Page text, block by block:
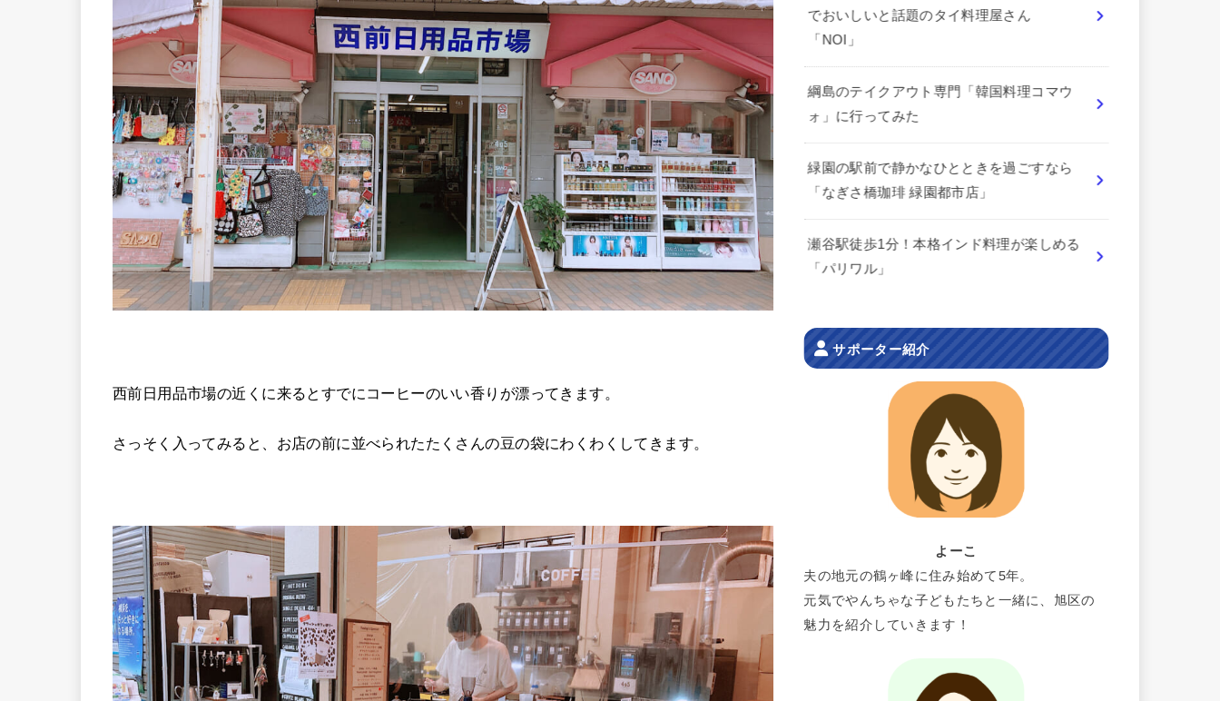
西前日用品市場の近くに来るとすでにコーヒーのいい香りが漂ってきます。
さっそく入ってみると、お店の前に並べられたたくさんの豆の袋にわくわくしてきます。
でおいしいと話題のタイ料理屋さん
「NOI」
綱島のテイクアウト専門「韓国料理コマウ
ォ」に行ってみた
緑園の駅前で静かなひとときを過ごすなら
「なぎさ橋珈琲 緑園都市店」
瀬谷駅徒歩1分！本格インド料理が楽しめる
「パリワル」
サポーター紹介
よーこ
夫の地元の鶴ヶ峰に住み始めて5年。
元気でやんちゃな子どもたちと一緒に、旭区の
魅力を紹介していきます！